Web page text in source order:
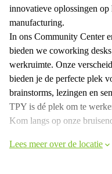
innovatieve oplossingen
manufacturing.
In ons Community Center
bieden we coworking
werkruimte. Onze
bieden je de perfecte plek
brainstorms, lezingen en
TPY is dé plek om te
Kom langs op onze
Lees meer over de locatie